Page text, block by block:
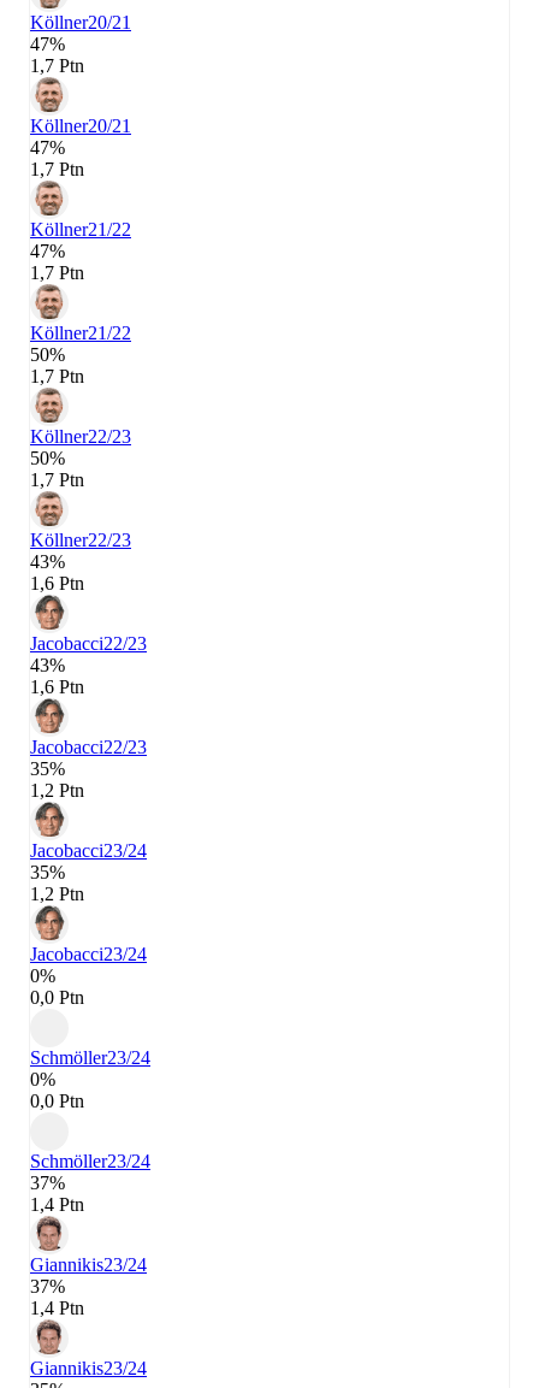
Köllner20/21
47%
1,7 Ptn
Köllner20/21
47%
1,7 Ptn
Köllner21/22
47%
1,7 Ptn
Köllner21/22
50%
1,7 Ptn
Köllner22/23
50%
1,7 Ptn
Köllner22/23
43%
1,6 Ptn
Jacobacci22/23
43%
1,6 Ptn
Jacobacci22/23
35%
1,2 Ptn
Jacobacci23/24
35%
1,2 Ptn
Jacobacci23/24
0%
0,0 Ptn
Schmöller23/24
0%
0,0 Ptn
Schmöller23/24
37%
1,4 Ptn
Giannikis23/24
37%
1,4 Ptn
Giannikis23/24